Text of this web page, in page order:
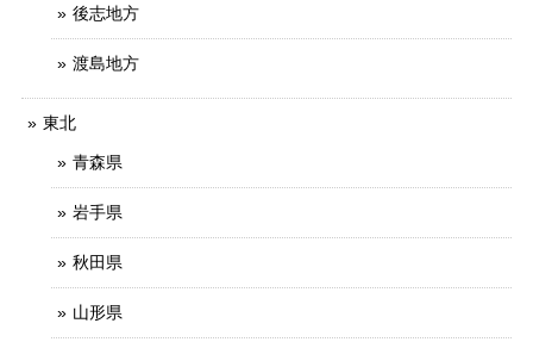
後志地方
渡島地方
東北
青森県
岩手県
秋田県
山形県